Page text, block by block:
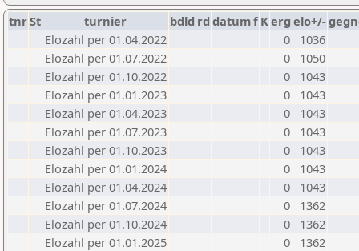
tnrSt turnier bdld rd datumf Kerg elo+/-
Elozahl per 01.04.2022
0
1036
Elozahl per 01.07.2022
0
1050
Elozahl per 01.10.2022
0
1043
Elozahl per 01.01.2023
0
1043
Elozahl per 01.04.2023
0
1043
Elozahl per 01.07.2023
0
1043
Elozahl per 01.10.2023
0
1043
Elozahl per 01.01.2024
0
1043
Elozahl per 01.04.2024
0
1043
Elozahl per 01.07.2024
0
1362
Elozahl per 01.10.2024
0
1362
Elozahl per 01.01.2025
0
1362